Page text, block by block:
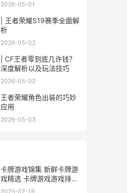
2026-05-01
| 王者荣耀S19赛季全面解
析
2026-05-02
| CF王者零到底几许钱？
深度解析以及玩法技巧
2026-05-02
王者荣耀角色出装的巧妙
应用
2026-05-03
卡牌游戏锦集 新鲜卡牌游
戏精选 卡牌游戏游戏排行
榜
2025-07-19